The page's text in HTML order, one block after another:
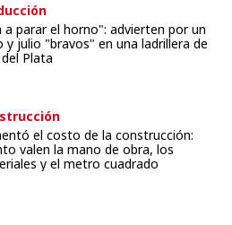
a parar el horno": advierten por un
y julio "bravos" en una ladrillera de
Plata
el costo de la construcción:
valen la mano de obra, los
y el metro cuadrado